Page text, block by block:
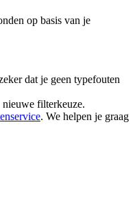
op basis van je
dat je geen typefouten
filterkeuze.
. We helpen je graag